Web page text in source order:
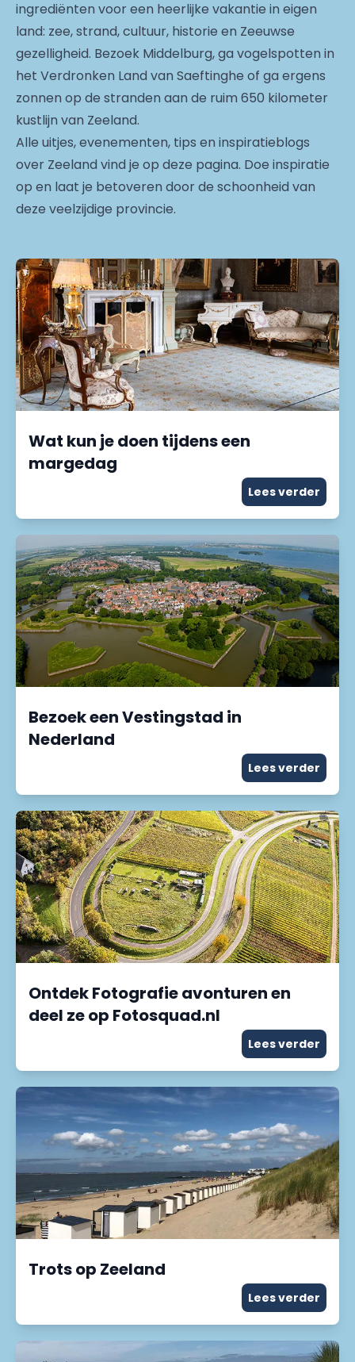
ingrediënten voor een heerlijke vakantie in eigen
land: zee, strand, cultuur, historie en Zeeuwse
gezelligheid. Bezoek Middelburg, ga vogelspotten in
het Verdronken Land van Saeftinghe of ga ergens
zonnen op de stranden aan de ruim 650 kilometer
kustlijn van Zeeland.
Alle uitjes, evenementen, tips en inspiratieblogs
over Zeeland vind je op deze pagina. Doe inspiratie
op en laat je betoveren door de schoonheid van
deze veelzijdige provincie.
Wat kun je doen tijdens een
margedag
Lees verder
Bezoek een Vestingstad in
Nederland
Lees verder
Ontdek Fotografie avonturen en
deel ze op Fotosquad.nl
Lees verder
Trots op Zeeland
Lees verder